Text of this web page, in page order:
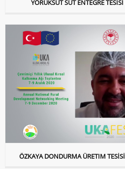
YÖRÜKSÜT SÜT ENTEGRE TESİSİ
ÖZKAYA DONDURMA ÜRETIM TESİSİ